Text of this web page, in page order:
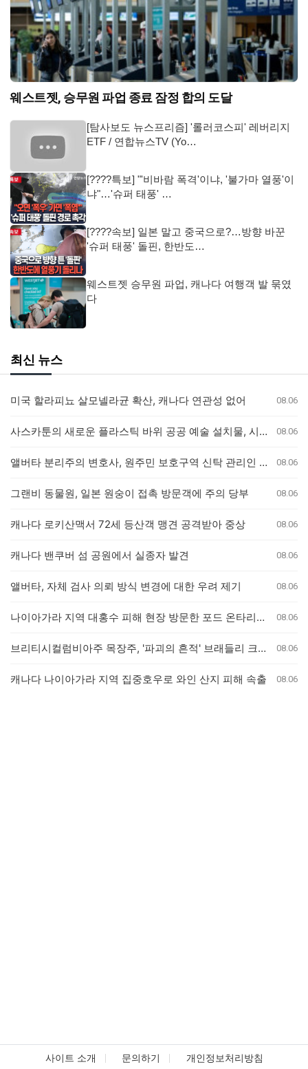
웨스트젯, 승무원 파업 종료 잠정 합의 도달
[탐사보도 뉴스프리즘] '롤러코스피' 레버리지
ETF / 연합뉴스TV (Yo…
[????특보] "'비바람 폭격'이냐, '불가마 열풍'이
냐"…'슈퍼 태풍' …
[????속보] 일본 말고 중국으로?…방향 바꾼
'슈퍼 태풍' 돌핀, 한반도…
웨스트젯 승무원 파업, 캐나다 여행객 발 묶였
다
최신 뉴스
미국 할라피뇨 살모넬라균 확산, 캐나다 연관성 없어 08.06
사스카툰의 새로운 플라스틱 바위 공공 예술 설치물, 시민들의 반응 엇갈려 08.06
앨버타 분리주의 변호사, 원주민 보호구역 신탁 관리인 직위 박탈 명령에 불복 항소 08.06
그랜비 동물원, 일본 원숭이 접촉 방문객에 주의 당부 08.06
캐나다 로키산맥서 72세 등산객 맹견 공격받아 중상 08.06
캐나다 밴쿠버 섬 공원에서 실종자 발견 08.06
앨버타, 자체 검사 의뢰 방식 변경에 대한 우려 제기 08.06
나이아가라 지역 대홍수 피해 현장 방문한 포드 온타리오 주총리, 재정 지원 발표는 없어 08.06
브리티시컬럼비아주 목장주, '파괴의 흔적' 브래들리 크릭 산불로 집 잃은 참상 증언 08.06
캐나다 나이아가라 지역 집중호우로 와인 산지 피해 속출 08.06
사이트 소개 문의하기 개인정보처리방침